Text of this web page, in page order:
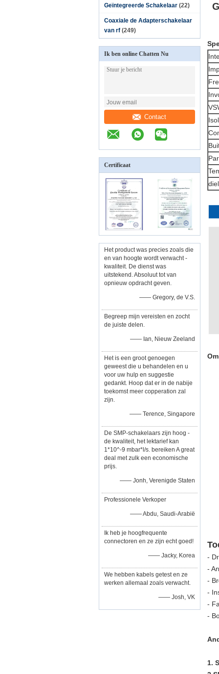
Geïntegreerde Schakelaar (22)
Coaxiale de Adapterschakelaar
van rf (249)
Ik ben online Chatten Nu
Contact
Certificaat
Het product was precies zoals die
en van hoogte wordt verwacht -
kwaliteit. De dienst was
uitstekend. Absoluut tot van
opnieuw opdracht geven.
—— Gregory, de V.S.
Begreep mijn vereisten en zocht
de juiste delen.
—— Ian, Nieuw Zeeland
Het is een groot genoegen
geweest die u behandelen en u
voor uw hulp en suggestie
gedankt. Hoop dat er in de nabije
toekomst meer copperation zal
zijn.
—— Terence, Singapore
De SMP-schakelaars zijn hoog -
de kwaliteit, het lektarief kan
1*10^-9 mbar*l/s. bereiken A great
deal met zulk een economische
prijs.
—— Jonh, Verenigde Staten
Professionele Verkoper
—— Abdu, Saudi-Arabië
Ik heb je hoogfrequente
connectoren en ze zijn echt goed!
—— Jacky, Korea
We hebben kabels getest en ze
werken allemaal zoals verwacht.
—— Josh, VK
-
-
-
-
-
-
1.